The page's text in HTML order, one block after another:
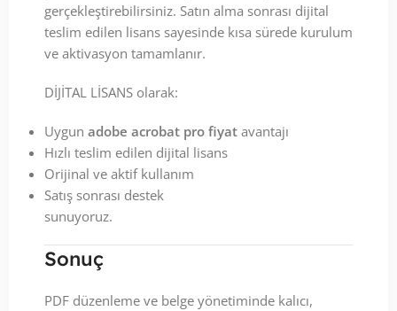
gerçekleştirebilirsiniz. Satın alma sonrası dijital
teslim edilen lisans sayesinde kısa sürede kurulum
ve aktivasyon tamamlanır.
DİJİTAL LİSANS olarak:
Uygun adobe acrobat pro fiyat avantajı
Hızlı teslim edilen dijital lisans
Orijinal ve aktif kullanım
Satış sonrası destek
sunuyoruz.
Sonuç
PDF düzenleme ve belge yönetiminde kalıcı,